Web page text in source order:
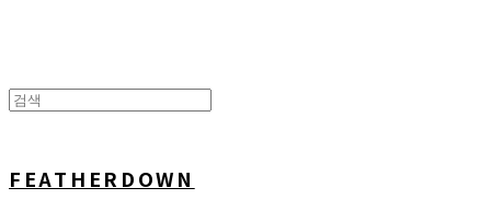
FEATHERDOWN